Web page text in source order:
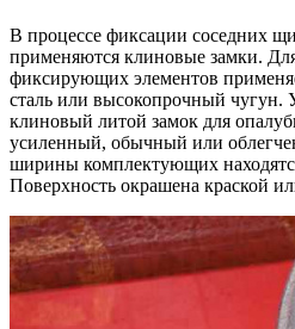
В процессе фиксации соседних
применяются клиновые замки.
фиксирующих элементов
сталь или высокопрочный чугун.
клиновый литой замок для
усиленный, обычный или
ширины комплектующих
Поверхность окрашена краской